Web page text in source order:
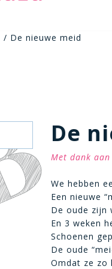
/ De nieuwe meid
De
Met dank
We hebben
Een nieuwe
De oude zijn
En 3 weken
Schoenen
De oude
Omdat ze zo